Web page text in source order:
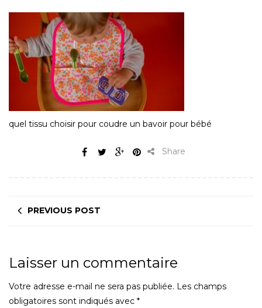
quel tissu choisir pour coudre un bavoir pour bébé
Share
PREVIOUS POST
Laisser un commentaire
Votre adresse e-mail ne sera pas publiée. Les champs
obligatoires sont indiqués avec *